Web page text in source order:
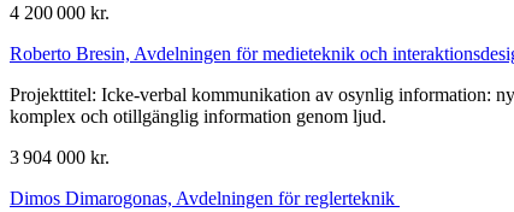
4 200 000 kr.
Roberto Bresin, Avdelningen för medieteknik och
Projekttitel: Icke-verbal kommunikation av osynlig information:
komplex och otillgänglig information genom ljud.
3 904 000 kr.
Dimos Dimarogonas, Avdelningen för reglerteknik